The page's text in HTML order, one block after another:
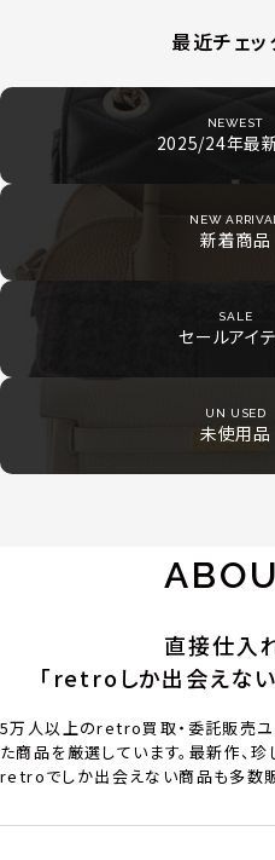
最近チェ
NEWEST
2025/24年最
NEW ARRIVAL
新着商品
SALE
セールアイ
UN USED
未使用品
直接仕入
「retroしか出会えな
5万人以上のretro買取・委託販売
た商品を厳選しています。最新作、
retroでしか出会えない商品も多数販